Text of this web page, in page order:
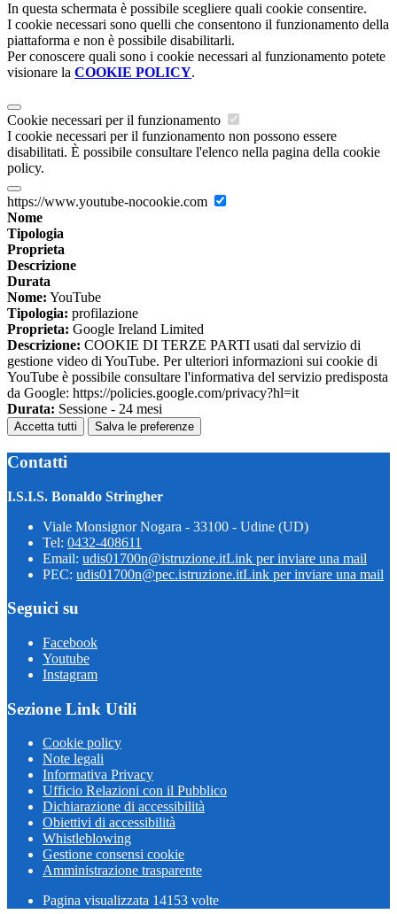
In questa schermata è possibile scegliere quali cookie consentire.
I cookie necessari sono quelli che consentono il funzionamento della
piattaforma e non è possibile disabilitarli.
Per conoscere quali sono i cookie necessari al funzionamento potete
visionare la COOKIE POLICY.
Cookie necessari per il funzionamento
I cookie necessari per il funzionamento non possono essere
disabilitati. È possibile consultare l'elenco nella pagina della cookie
policy.
https://www.youtube-nocookie.com
Nome
Tipologia
Proprieta
Descrizione
Durata
Nome: YouTube
Tipologia: profilazione
Proprieta: Google Ireland Limited
Descrizione: COOKIE DI TERZE PARTI usati dal servizio di
gestione video di YouTube. Per ulteriori informazioni sui cookie di
YouTube è possibile consultare l'informativa del servizio predisposta
da Google: https://policies.google.com/privacy?hl=it
Durata: Sessione - 24 mesi
Accetta tutti Salva le preferenze
Contatti
I.S.I.S. Bonaldo Stringher
Viale Monsignor Nogara - 33100 - Udine (UD)
Tel: 0432-408611
Email: udis01700n@istruzione.itLink per inviare una mail
PEC: udis01700n@pec.istruzione.itLink per inviare una mail
Seguici su
Facebook
Youtube
Instagram
Sezione Link Utili
Cookie policy
Note legali
Informativa Privacy
Ufficio Relazioni con il Pubblico
Dichiarazione di accessibilità
Obiettivi di accessibilità
Whistleblowing
Gestione consensi cookie
Amministrazione trasparente
Pagina visualizzata 14153 volte